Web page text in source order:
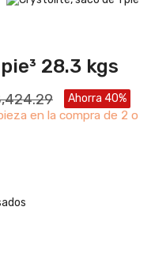
28.3 kgs
Ahorra 40%
en la compra de 2 o